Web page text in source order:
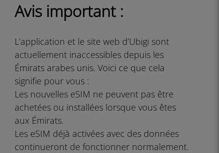
Avis important :
L’application et le site web d’Ubigi sont
actuellement inaccessibles depuis les
Émirats arabes unis. Voici ce que cela
signifie pour vous :
Les nouvelles eSIM ne peuvent pas être
achetées ou installées lorsque vous êtes
aux Émirats.
Les eSIM déjà activées avec des données
continueront de fonctionner normalement.